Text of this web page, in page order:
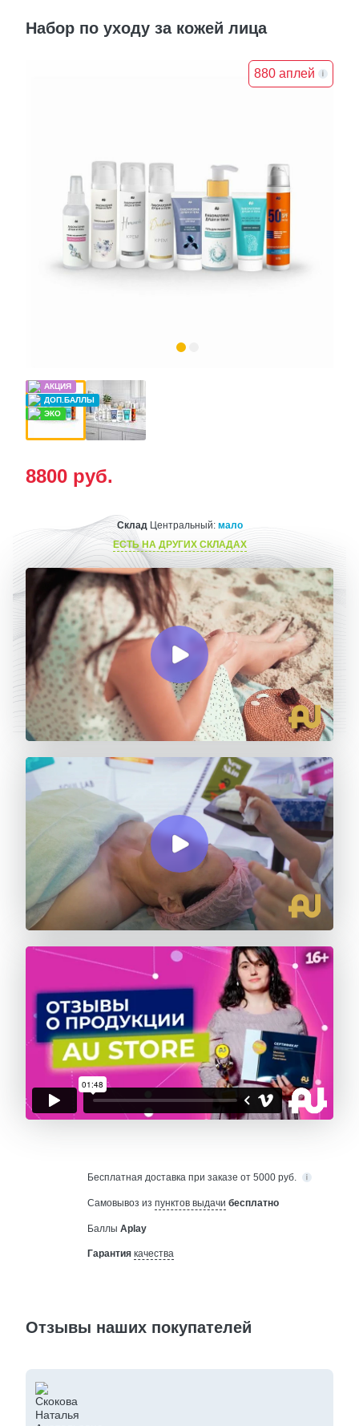
Набор по уходу за кожей лица
880 аплей
8800 руб.
Склад Центральный: мало
ЕСТЬ НА ДРУГИХ СКЛАДАХ
Бесплатная доставка при заказе от 5000 руб.
Самовывоз из пунктов выдачи бесплатно
Баллы Aplay
Гарантия качества
Отзывы наших покупателей